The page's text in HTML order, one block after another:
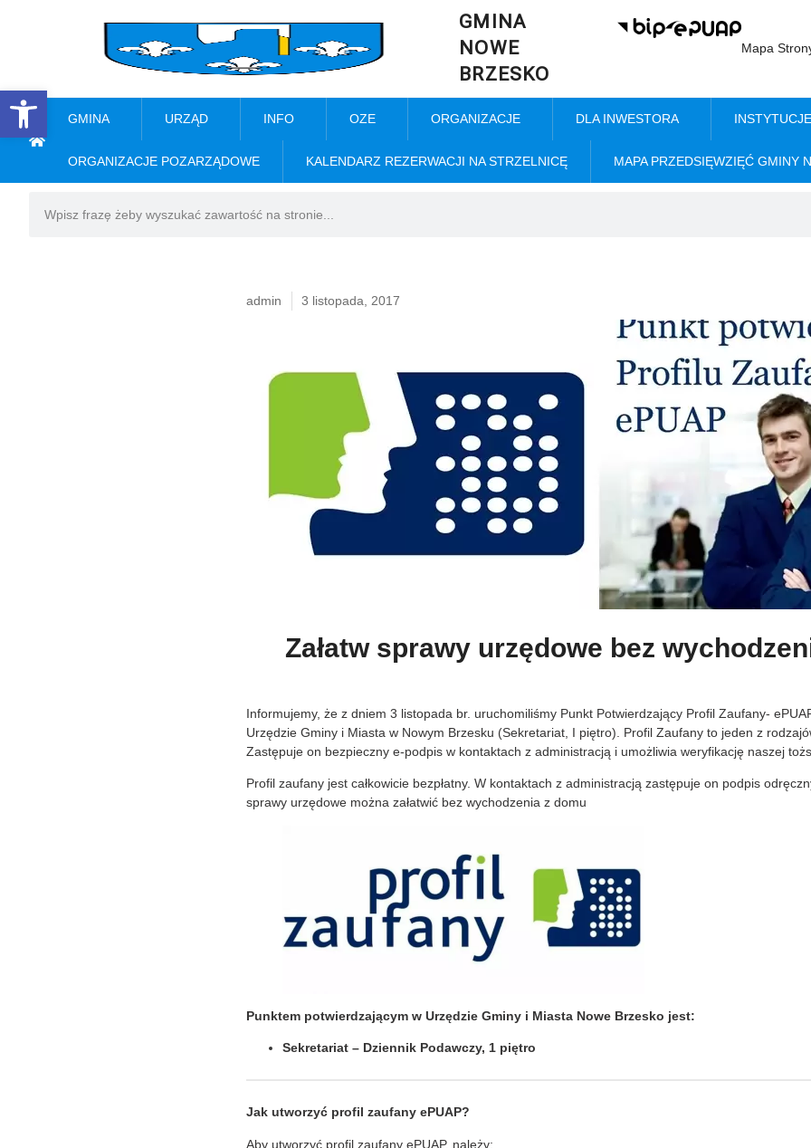
Open toolbar
GMINA
NOWE
BRZESKO
Mapa
GMINA URZĄD INFO OZE ORGANIZACJE DLA INWESTORA INSTYTUCJE
ORGANIZACJE POZARZĄDOWE KALENDARZ REZERWACJI NA STRZELNICĘ MAPA PRZEDSIĘWZIĘĆ GMINY
admin 3 listopada, 2017
Załatw sprawy urzędowe bez
Informujemy, że z dniem 3 listopada br. uruchomiliśmy Punkt Potwierdzający Profil Zaufany-
Urzędzie Gminy i Miasta w Nowym Brzesku (Sekretariat, I piętro). Profil Zaufany to jeden z
Zastępuje on bezpieczny e-podpis w kontaktach z administracją i umożliwia weryfikację naszej
Profil zaufany jest całkowicie bezpłatny. W kontaktach z administracją zastępuje on podpis
sprawy urzędowe można załatwić bez wychodzenia z domu
Punktem potwierdzającym w Urzędzie Gminy i Miasta Nowe Brzesko jest:
Sekretariat – Dziennik Podawczy, 1 piętro
Jak utworzyć profil zaufany ePUAP?
Aby utworzyć profil zaufany ePUAP, należy: